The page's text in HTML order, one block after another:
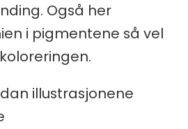
Også her
i pigmentene så vel
illustrasjonene